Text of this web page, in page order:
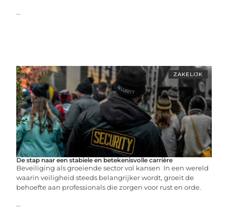
...
ZAKELIJK
De stap naar een stabiele en betekenisvolle carrière
Beveiliging als groeiende sector vol kansen In een wereld
waarin veiligheid steeds belangrijker wordt, groeit de
behoefte aan professionals die zorgen voor rust en orde.
...